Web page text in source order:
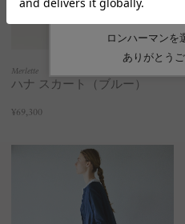
Merlette
ハナ スカート（ブルー）
¥69,300